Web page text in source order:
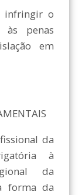
infringir o
às penas
em
da
à
da
forma da